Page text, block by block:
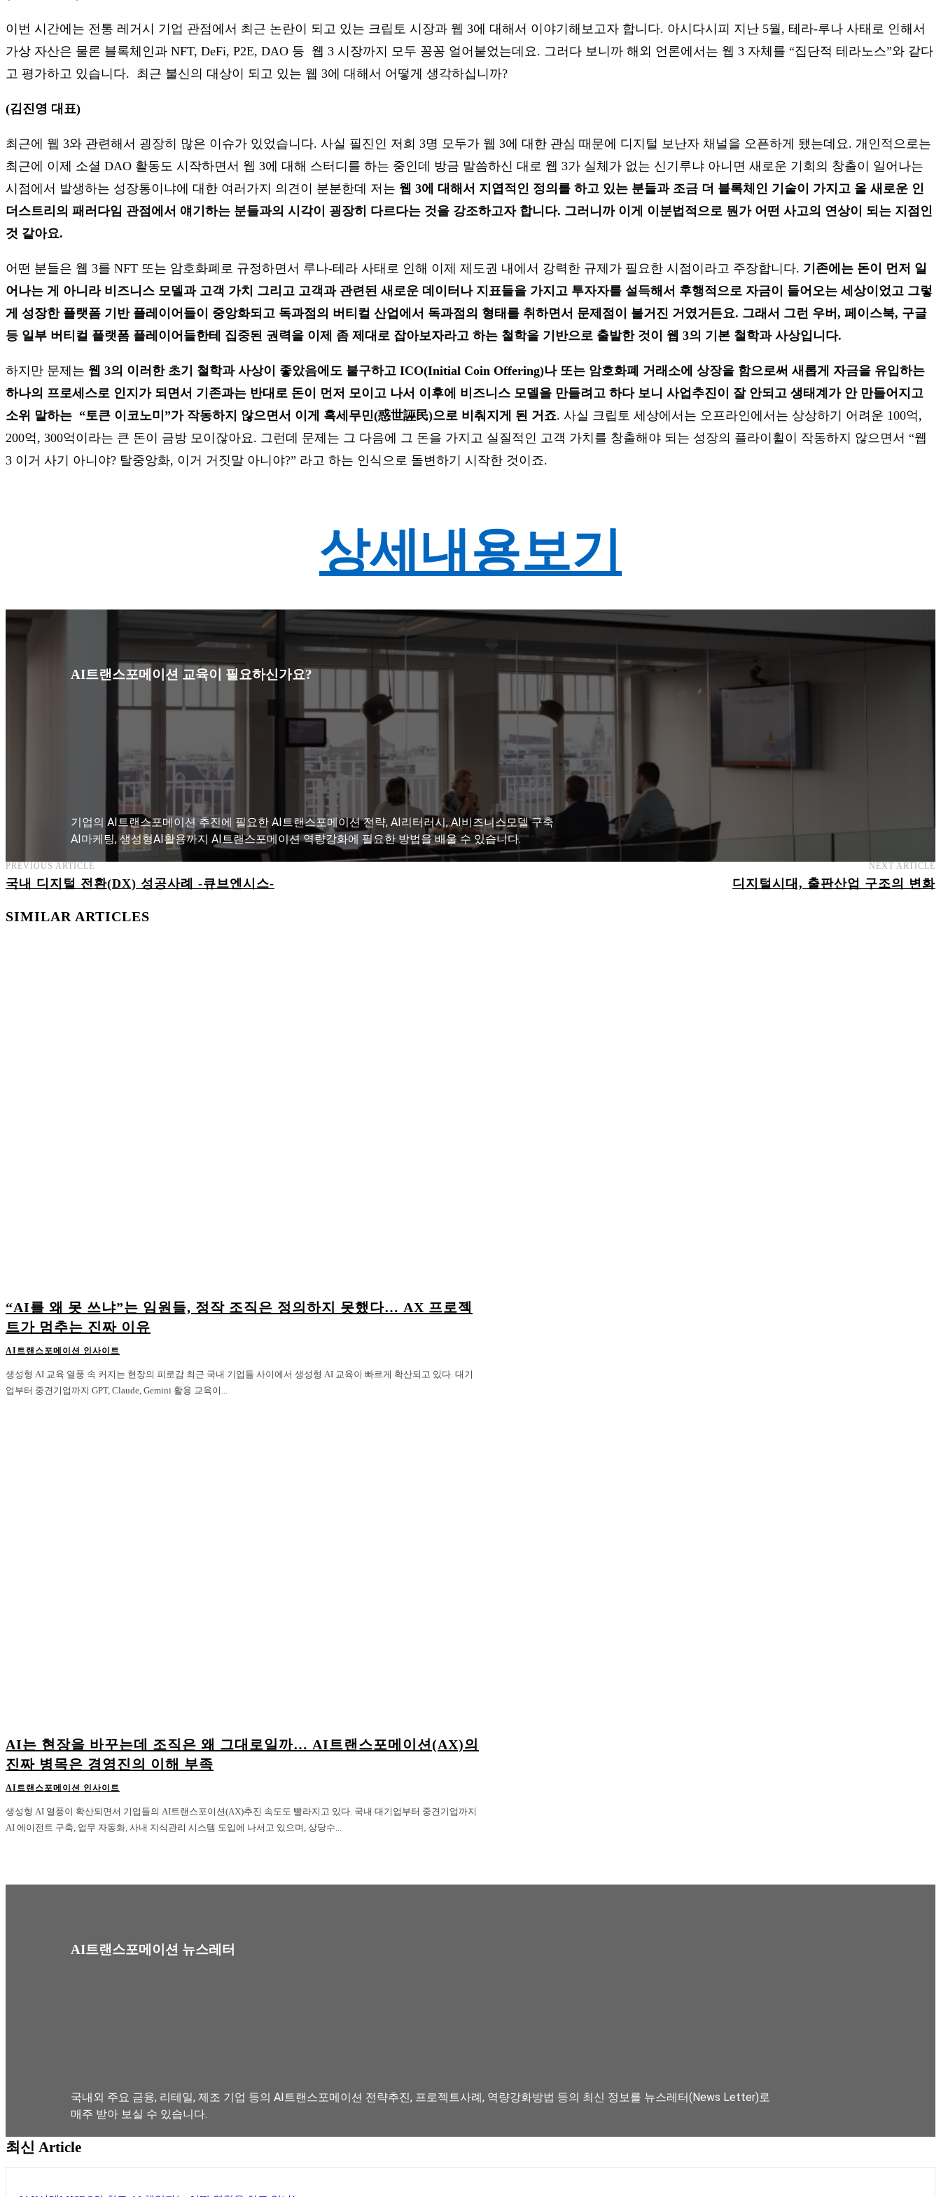
이번 시간에는 전통 레거시 기업 관점에서 최근 논란이 되고 있는 크립토 시장과 웹 3에 대해서 이야기해보고자 합니다. 아시다시피 지난 5월, 테라-루나 사태로 인해서
가상 자산은 물론 블록체인과 NFT, DeFi, P2E, DAO 등 웹 3 시장까지 모두 꽁꽁 얼어붙었는데요. 그러다 보니까 해외 언론에서는 웹 3 자체를 “집단적 테라노스”와 같다
고 평가하고 있습니다. 최근 불신의 대상이 되고 있는 웹 3에 대해서 어떻게 생각하십니까?
(김진영 대표)
최근에 웹 3와 관련해서 굉장히 많은 이슈가 있었습니다. 사실 필진인 저희 3명 모두가 웹 3에 대한 관심 때문에 디지털 보난자 채널을 오픈하게 됐는데요. 개인적으로는
최근에 이제 소셜 DAO 활동도 시작하면서 웹 3에 대해 스터디를 하는 중인데 방금 말씀하신 대로 웹 3가 실체가 없는 신기루냐 아니면 새로운 기회의 창출이 일어나는
시점에서 발생하는 성장통이냐에 대한 여러가지 의견이 분분한데 저는 웹 3에 대해서 지엽적인 정의를 하고 있는 분들과 조금 더 블록체인 기술이 가지고 올 새로운 인
더스트리의 패러다임 관점에서 얘기하는 분들과의 시각이 굉장히 다르다는 것을 강조하고자 합니다. 그러니까 이게 이분법적으로 뭔가 어떤 사고의 연상이 되는 지점인
것 같아요.
어떤 분들은 웹 3를 NFT 또는 암호화폐로 규정하면서 루나-테라 사태로 인해 이제 제도권 내에서 강력한 규제가 필요한 시점이라고 주장합니다. 기존에는 돈이 먼저 일
어나는 게 아니라 비즈니스 모델과 고객 가치 그리고 고객과 관련된 새로운 데이터나 지표들을 가지고 투자자를 설득해서 후행적으로 자금이 들어오는 세상이었고 그렇
게 성장한 플랫폼 기반 플레이어들이 중앙화되고 독과점의 버티컬 산업에서 독과점의 형태를 취하면서 문제점이 불거진 거였거든요. 그래서 그런 우버, 페이스북, 구글
등 일부 버티컬 플랫폼 플레이어들한테 집중된 권력을 이제 좀 제대로 잡아보자라고 하는 철학을 기반으로 출발한 것이 웹 3의 기본 철학과 사상입니다.
하지만 문제는 웹 3의 이러한 초기 철학과 사상이 좋았음에도 불구하고 ICO(Initial Coin Offering)나 또는 암호화폐 거래소에 상장을 함으로써 새롭게 자금을 유입하는
하나의 프로세스로 인지가 되면서 기존과는 반대로 돈이 먼저 모이고 나서 이후에 비즈니스 모델을 만들려고 하다 보니 사업추진이 잘 안되고 생태계가 안 만들어지고
소위 말하는 “토큰 이코노미”가 작동하지 않으면서 이게 혹세무민(惑世誣民)으로 비춰지게 된 거죠. 사실 크립토 세상에서는 오프라인에서는 상상하기 어려운 100억,
200억, 300억이라는 큰 돈이 금방 모이잖아요. 그런데 문제는 그 다음에 그 돈을 가지고 실질적인 고객 가치를 창출해야 되는 성장의 플라이휠이 작동하지 않으면서 “웹
3 이거 사기 아니야? 탈중앙화, 이거 거짓말 아니야?” 라고 하는 인식으로 돌변하기 시작한 것이죠.
상세내용보기
AI트랜스포메이션 교육이 필요하신가요?
기업의 AI트랜스포메이션 추진에 필요한 AI트랜스포메이션 전략, AI리터러시, AI비즈니스모델 구축
AI마케팅, 생성형AI활용까지 AI트랜스포메이션 역량강화에 필요한 방법을 배울 수 있습니다.
AI트랜스포메이션 아카데미 교육과정 보기
PREVIOUS ARTICLE
국내 디지털 전환(DX) 성공사례 -큐브엔시스-
NEXT ARTICLE
디지털시대, 출판산업 구조의 변화
SIMILAR ARTICLES
“AI를 왜 못 쓰냐”는 임원들, 정작 조직은 정의하지 못했다… AX 프로젝
트가 멈추는 진짜 이유
AI트랜스포메이션 인사이트
생성형 AI 교육 열풍 속 커지는 현장의 피로감 최근 국내 기업들 사이에서 생성형 AI 교육이 빠르게 확산되고 있다. 대기
업부터 중견기업까지 GPT, Claude, Gemini 활용 교육이...
AI는 현장을 바꾸는데 조직은 왜 그대로일까… AI트랜스포메이션(AX)의
진짜 병목은 경영진의 이해 부족
AI트랜스포메이션 인사이트
생성형 AI 열풍이 확산되면서 기업들의 AI트랜스포이션(AX)추진 속도도 빨라지고 있다. 국내 대기업부터 중견기업까지
AI 에이전트 구축, 업무 자동화, 사내 지식관리 시스템 도입에 나서고 있으며, 상당수...
AI트랜스포메이션 뉴스레터
국내외 주요 금융, 리테일, 제조 기업 등의 AI트랜스포메이션 전략추진, 프로젝트사례, 역량강화방법 등의 최신 정보를 뉴스레터(News Letter)로
매주 받아 보실 수 있습니다.
최신 Article